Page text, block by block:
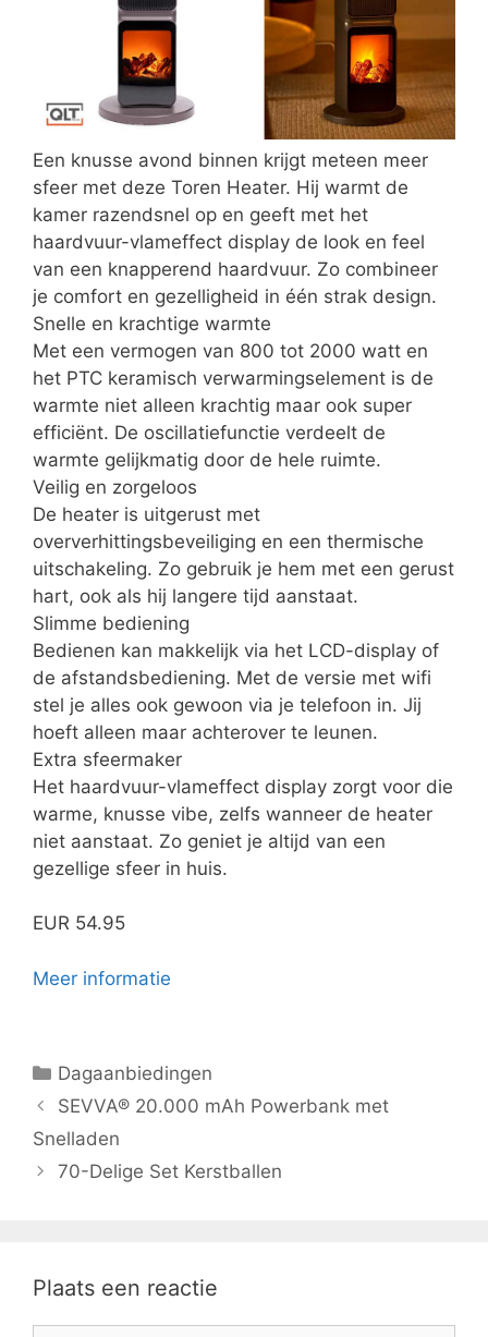
Een knusse avond binnen krijgt meteen meer
sfeer met deze Toren Heater. Hij warmt de
kamer razendsnel op en geeft met het
haardvuur-vlameffect display de look en feel
van een knapperend haardvuur. Zo combineer
je comfort en gezelligheid in één strak design.
Snelle en krachtige warmte
Met een vermogen van 800 tot 2000 watt en
het PTC keramisch verwarmingselement is de
warmte niet alleen krachtig maar ook super
efficiënt. De oscillatiefunctie verdeelt de
warmte gelijkmatig door de hele ruimte.
Veilig en zorgeloos
De heater is uitgerust met
oververhittingsbeveiliging en een thermische
uitschakeling. Zo gebruik je hem met een gerust
hart, ook als hij langere tijd aanstaat.
Slimme bediening
Bedienen kan makkelijk via het LCD-display of
de afstandsbediening. Met de versie met wifi
stel je alles ook gewoon via je telefoon in. Jij
hoeft alleen maar achterover te leunen.
Extra sfeermaker
Het haardvuur-vlameffect display zorgt voor die
warme, knusse vibe, zelfs wanneer de heater
niet aanstaat. Zo geniet je altijd van een
gezellige sfeer in huis.
EUR 54.95
Meer informatie
Categorieën
Dagaanbiedingen
SEVVA® 20.000 mAh Powerbank met
Snelladen
70-Delige Set Kerstballen
Plaats een reactie